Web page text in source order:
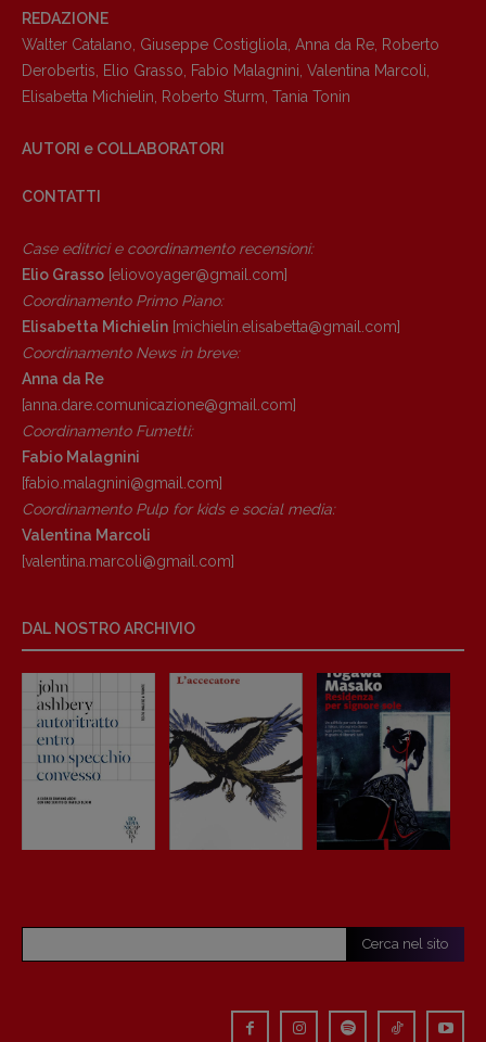
REDAZIONE
Walter Catalano Giuseppe Costigliola Anna da Re Roberto
Derobertis
Elio Grasso Fabio Malagnini Valentina Marcoli
Elisabetta Michielin
Roberto Sturm Tania Tonin
AUTORI e COLLABORATORI
CONTATTI
Case editrici e coordinamento recensioni:
Elio Grasso [eliovoyager@gmail.com]
Coordinamento Primo Piano:
Elisabetta Michielin [michielin.elisabetta@gmail.com]
Coordinamento News in breve:
Anna da Re
[anna.dare.comunicazione@gmail. com]
Coordinamento Fumetti:
Fabio Malagnini
[fabio.malagnini@gmail. com]
Coordinamento Pulp for kids e social media:
Valentina Marcoli
[valentina.marcoli@gmail. com]
DAL NOSTRO ARCHIVIO
Cerca nel sito